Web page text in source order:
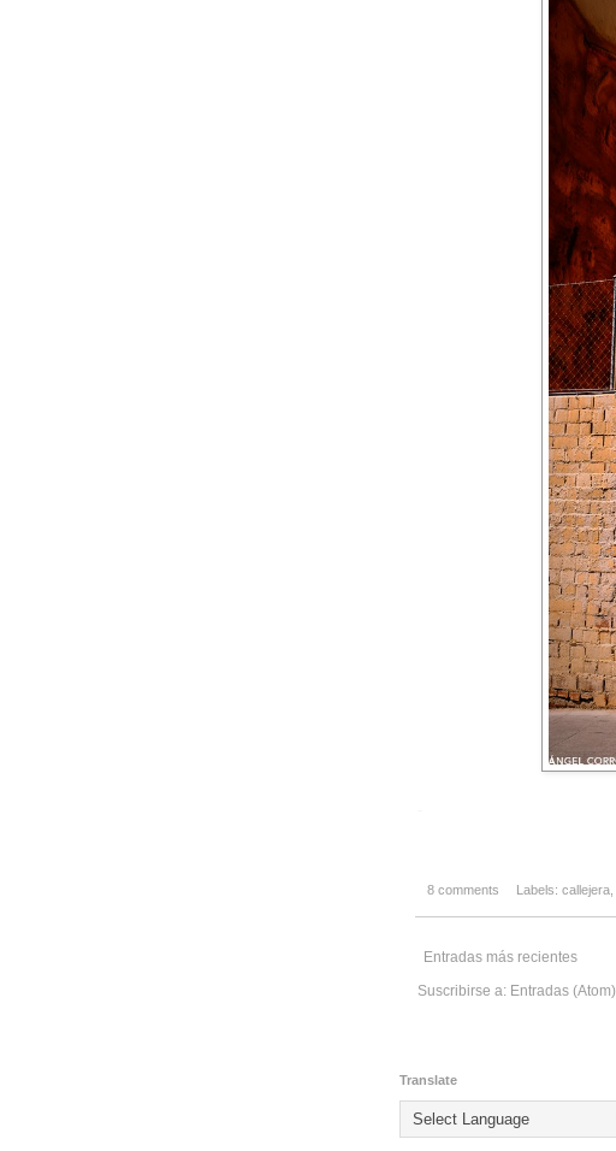
8 comments Labels: callejera,
Entradas más recientes
Suscribirse a: Entradas (Atom)
Translate